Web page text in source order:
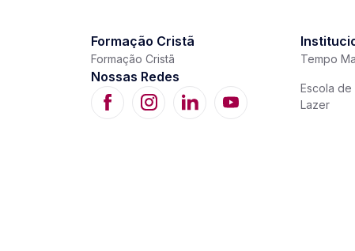
Formação Cristã
Formação Cristã
Nossas Redes
Tempo
Escola de
Lazer